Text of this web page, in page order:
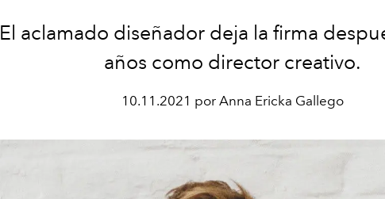
El aclamado diseñador deja la firma
años como director creativo.
10.11.2021 por Anna Ericka Gallego